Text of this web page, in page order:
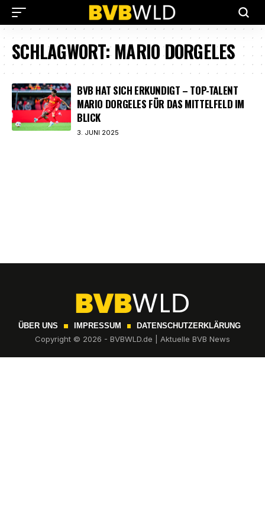
SCHLAGWORT:MARIO DORGELES
BVB HAT SICH ERKUNDIGT – TOP-TALENT
MARIO DORGELES FÜR DAS MITTELFELD IM
BLICK
3. JUNI 2025
ÜBER UNS IMPRESSUM DATENSCHUTZERKLÄRUNG
Copyright © 2026 - BVBWLD.de | Aktuelle BVB News